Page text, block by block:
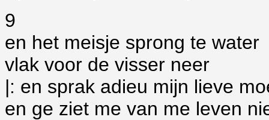
9
en het meisje sprong te water
vlak voor de visser neer
|: en sprak adieu mijn lieve
en ge ziet me van me leven